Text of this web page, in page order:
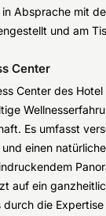
Absprache mit
und am
Center
Center des
Es umfasst
einen
auf ein
die